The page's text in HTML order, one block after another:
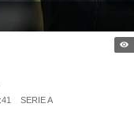
SERIE A